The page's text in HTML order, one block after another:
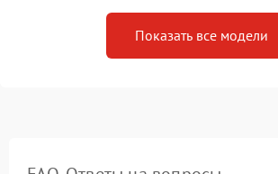
Показать все модели